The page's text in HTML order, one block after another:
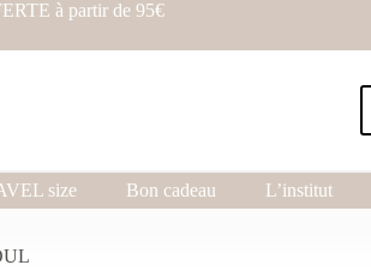
à partir de 95€
size Bon cadeau L’institut